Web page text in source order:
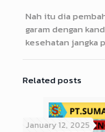
Nah itu dia
garam dengan
kesehatan jangka
Related posts
January 12, 2025